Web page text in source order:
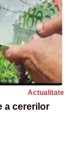
Actualitate
a cererilor